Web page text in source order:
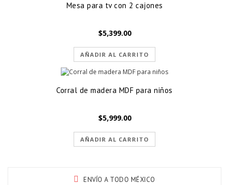
Mesa para tv con 2 cajones
$5,399.00
AÑADIR AL CARRITO
Corral de madera MDF para niños
$5,999.00
AÑADIR AL CARRITO
ENVÍO A TODO MÉXICO